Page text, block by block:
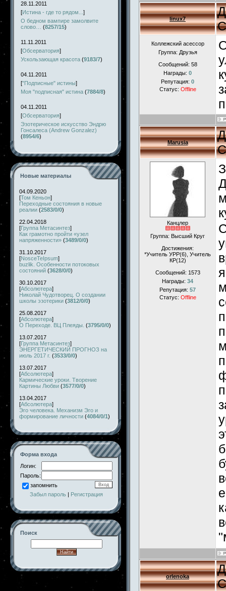
28.11.2011
[Истина - где то рядом... ]
О бедном вампире замолвите
слово…
(8257/15)
11.11.2011
[Обсерватория]
Ускользающая красота (9183/7)
04.11.2011
["Подписные" истины]
Моя "подписная" истина (7884/8)
04.11.2011
[Обсерватория]
Эзотерическое искусство Эндрю
Гонсалеса (Andrew Gonzalez)
(8954/6)
Новые материалы
04.09.2020
[Том Кеньон]
Переходные состояния в новые
реалии (2583/0/0)
22.04.2018
[Группа Метасинтез]
Как грамотно пройти «узел
напряженности» (3489/0/0)
31.10.2017
[NosceTeIpsum]
buzlik. Особенности потоковых
состояний (3628/0/0)
30.10.2017
[Абсолютера]
Николай Чудотворец. О создании
школы эзотерики (3812/0/0)
25.08.2017
[Абсолютера]
О Переходе. ВЦ Плеяды. (3795/0/0)
13.07.2017
[Группа Метасинтез]
ЭНЕРГЕТИЧЕСКИЙ ПРОГНОЗ на
июль 2017 г. (3533/0/0)
13.07.2017
[Абсолютера]
Кармические уроки. Творение
Картины Любви (3577/0/0)
13.04.2017
[Абсолютера]
Эго человека. Механизм Эго и
формирование личности (4084/0/1)
Форма входа
Логин:
Пароль:
запомнить
Забыл пароль | Регистрация
Поиск
linux7
Коллежский асессор
Группа: Друзья
Сообщений: 58
Награды: 0
Репутация: 0
Статус: Offline
Marusia
Канцлер
Группа: Высший Круг
Достижения:
*Учитель УРР(6), Учитель
КР(12)
Сообщений: 1573
Награды: 34
Репутация: 57
Статус: Offline
orlenokа